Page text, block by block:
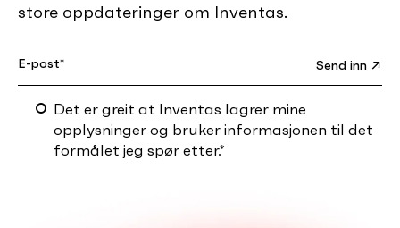
store oppdateringer om Inventas.
Det er greit at Inventas lagrer mine
opplysninger og bruker informasjonen til det
formålet jeg spør etter.*